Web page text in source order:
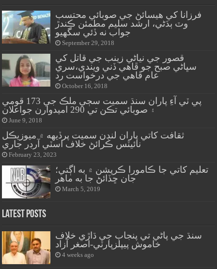
فرزانا کي هيسائڻ جي صوبائي محتسب
وٽ ٻڌڻي، ارشد سليم مطمئن ڪندڙ
جواب نه ڏئي سگهيو
September 29, 2018
قصور جي نياڻي زينب جي قاتل کي
سڀاڻي صبح جو ڦاهي ڏني ويندي،سري
عام ڦاهي جي درخواست رد
October 16, 2018
پي ٽي آءِ پاران سنڌ سميت سڄي ملڪ جي 173 قومي
۽ صوبائي تڪن تي 290 اميدوارن جواعلان
June 9, 2018
ثقافت کاتي پاران لنڊن سميت پرڏيهه ۾ ميوزيڪل
نائيٽس ڪرائڻ خلاف اسٽي آرڊر جاري
February 23, 2023
تعليم کاتي جا ڪامورا ڪرپشن ۾ به اڳتي؛
جان ڇڏائڻ جا به ماهر
March 5, 2019
Latest Posts
سنڌ جي پاڻي تي پنجاب جي ڌاڙي خلاف
خاموش پيپلزپارٽي-اصغر آزاد
4 weeks ago